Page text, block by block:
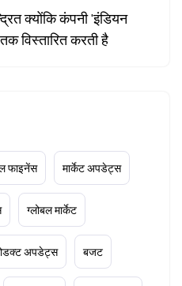
क्योंकि कंपनी 'इंडियन
विस्तारित करती है
फाइनेंस मार्केट अपडेट्स
ग्लोबल मार्केट
अपडेट्स बजट